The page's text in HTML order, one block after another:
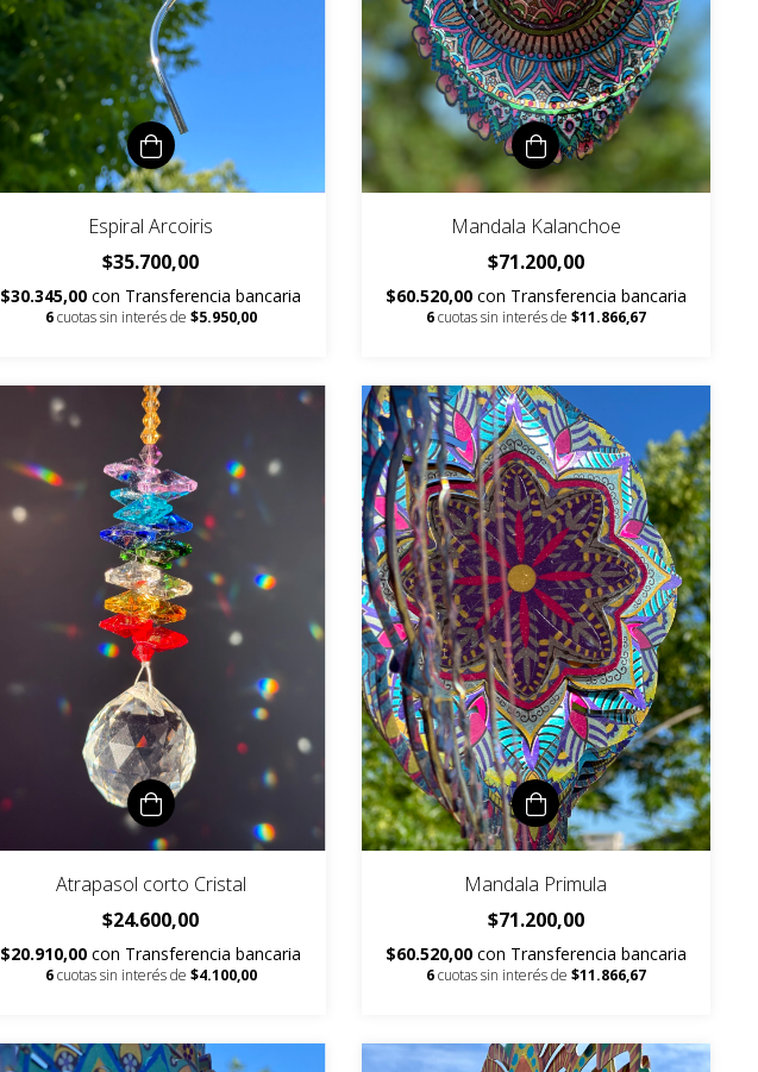
Espiral Arcoiris
$35.700,00
$30.345,00con Transferencia bancaria
6cuotas sin interés de $5.950,00
Mandala Kalanchoe
$71.200,00
$60.520,00 con Transferencia bancaria
6cuotas sin interés de $11.866,67
Atrapasol corto Cristal
$24.600,00
$20.910,00con Transferencia bancaria
6cuotas sin interés de $4.100,00
Mandala Primula
$71.200,00
$60.520,00 con Transferencia bancaria
6cuotas sin interés de $11.866,67